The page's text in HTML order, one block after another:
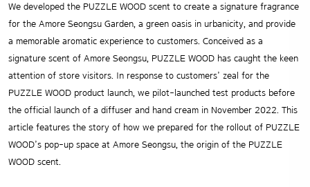
We developed the PUZZLE WOOD scent to create a signature fragrance
for the Amore Seongsu Garden, a green oasis in urbanicity, and provide
a memorable aromatic experience to customers. Conceived as a
signature scent of Amore Seongsu, PUZZLE WOOD has caught the keen
attention of store visitors. In response to customers’ zeal for the
PUZZLE WOOD product launch, we pilot-launched test products before
the official launch of a diffuser and hand cream in November 2022. This
article features the story of how we prepared for the rollout of PUZZLE
WOOD’s pop-up space at Amore Seongsu, the origin of the PUZZLE
WOOD scent.